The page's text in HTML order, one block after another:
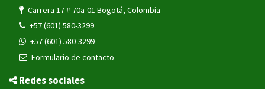
Carrera 17 # 70a-01 Bogotá, Colombia
+57 (601) 580-3299
+57 (601) 580-3299
Formulario de contacto
Redes sociales